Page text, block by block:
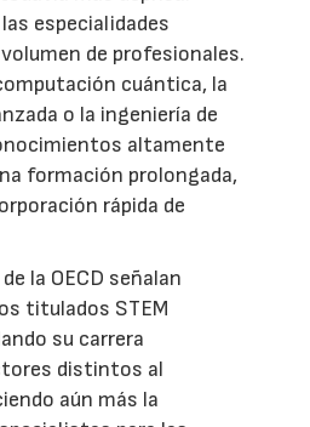
especialidades
de profesionales.
cuántica, la
o la ingeniería de
altamente
formación prolongada,
rápida de
la OECD señalan
titulados STEM
su carrera
distintos al
aún más la